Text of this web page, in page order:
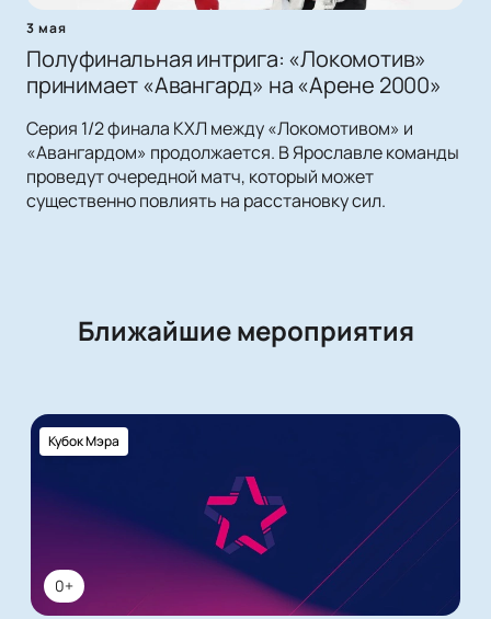
3 мая
Полуфинальная интрига: «Локомотив»
принимает «Авангард» на «Арене 2000»
Серия 1/2 финала КХЛ между «Локомотивом» и
«Авангардом» продолжается. В Ярославле команды
проведут очередной матч, который может
существенно повлиять на расстановку сил.
Ближайшие мероприятия
0+
Кубок Мэра